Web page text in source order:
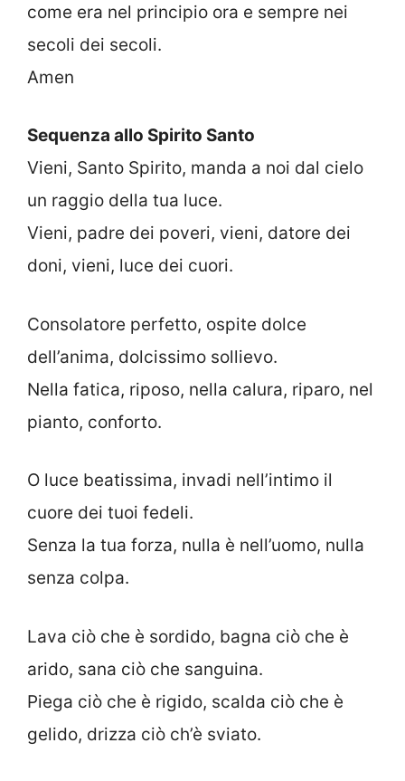
come era nel principio ora e sempre nei
secoli dei secoli.
Amen
Sequenza allo Spirito Santo
Vieni, Santo Spirito, manda a noi dal cielo
un raggio della tua luce.
Vieni, padre dei poveri, vieni, datore dei
doni, vieni, luce dei cuori.
Consolatore perfetto, ospite dolce
dell’anima, dolcissimo sollievo.
Nella fatica, riposo, nella calura, riparo, nel
pianto, conforto.
O luce beatissima, invadi nell’intimo il
cuore dei tuoi fedeli.
Senza la tua forza, nulla è nell’uomo, nulla
senza colpa.
Lava ciò che è sordido, bagna ciò che è
arido, sana ciò che sanguina.
Piega ciò che è rigido, scalda ciò che è
gelido, drizza ciò ch’è sviato.